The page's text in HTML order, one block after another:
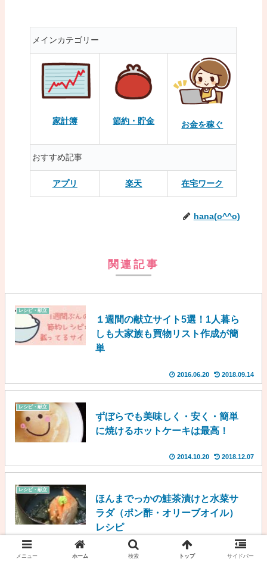
メインカテゴリー
家計簿 節約・貯金 お金を稼ぐ
おすすめ記事
アプリ 楽天 在宅ワーク
hana(o^^o)
関連記事
レシピ・献立
１週間の献立サイト5選！1人暮ら
しも大家族も買物リスト作成が簡
単
2016.06.20 2018.09.14
レシピ・献立
ずぼらでも美味しく・安く・簡単
に焼けるホットケーキは最高！
2014.10.20 2018.12.07
レシピ・献立
ほんまでっかの鮭茶漬けと水菜サ
ラダ（ポン酢・オリーブオイル）
レシピ
2015.11.19 2018.12.07
メニュー ホーム 検索 トップ サイドバー